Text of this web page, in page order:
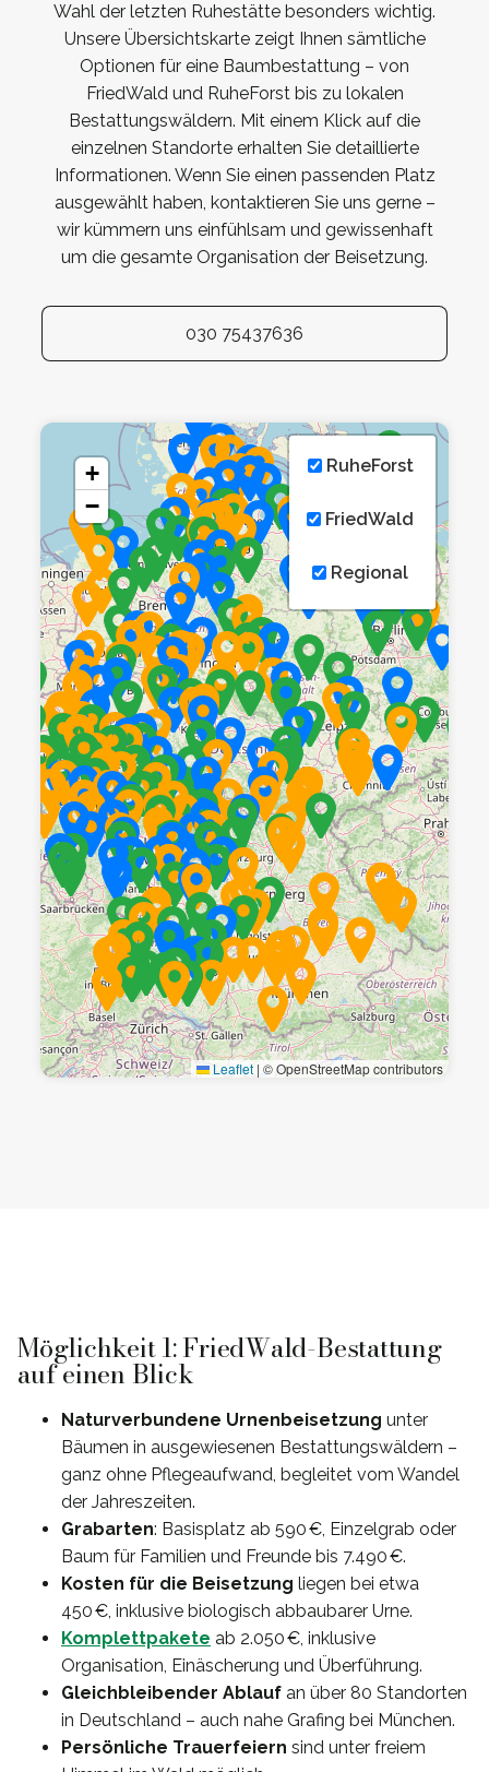
Wahl der letzten Ruhestätte besonders wichtig.
Unsere Übersichtskarte zeigt Ihnen sämtliche
Optionen für eine Baumbestattung – von
FriedWald und RuheForst bis zu lokalen
Bestattungswäldern. Mit einem Klick auf die
einzelnen Standorte erhalten Sie detaillierte
Informationen. Wenn Sie einen passenden Platz
ausgewählt haben, kontaktieren Sie uns gerne –
wir kümmern uns einfühlsam und gewissenhaft
um die gesamte Organisation der Beisetzung.
030 75437636
+
−
RuheForst
FriedWald
Regional
Leaflet | © OpenStreetMap contributors
Möglichkeit 1: FriedWald-Bestattung
auf einen Blick
Naturverbundene Urnenbeisetzung unter
Bäumen in ausgewiesenen Bestattungswäldern –
ganz ohne Pflegeaufwand, begleitet vom Wandel
der Jahreszeiten.
Grabarten: Basisplatz ab 590 €, Einzelgrab oder
Baum für Familien und Freunde bis 7.490 €.
Kosten für die Beisetzung liegen bei etwa
450 €, inklusive biologisch abbaubarer Urne.
Komplettpakete ab 2.050 €, inklusive
Organisation, Einäscherung und Überführung.
Gleichbleibender Ablauf an über 80 Standorten
in Deutschland – auch nahe Grafing bei München.
Persönliche Trauerfeiern sind unter freiem